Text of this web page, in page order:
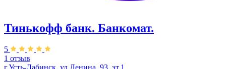
Тинькофф банк. Банкомат.
5
1 отзыв
г.Усть-Лабинск, ул.​Ленина, 93, эт.1